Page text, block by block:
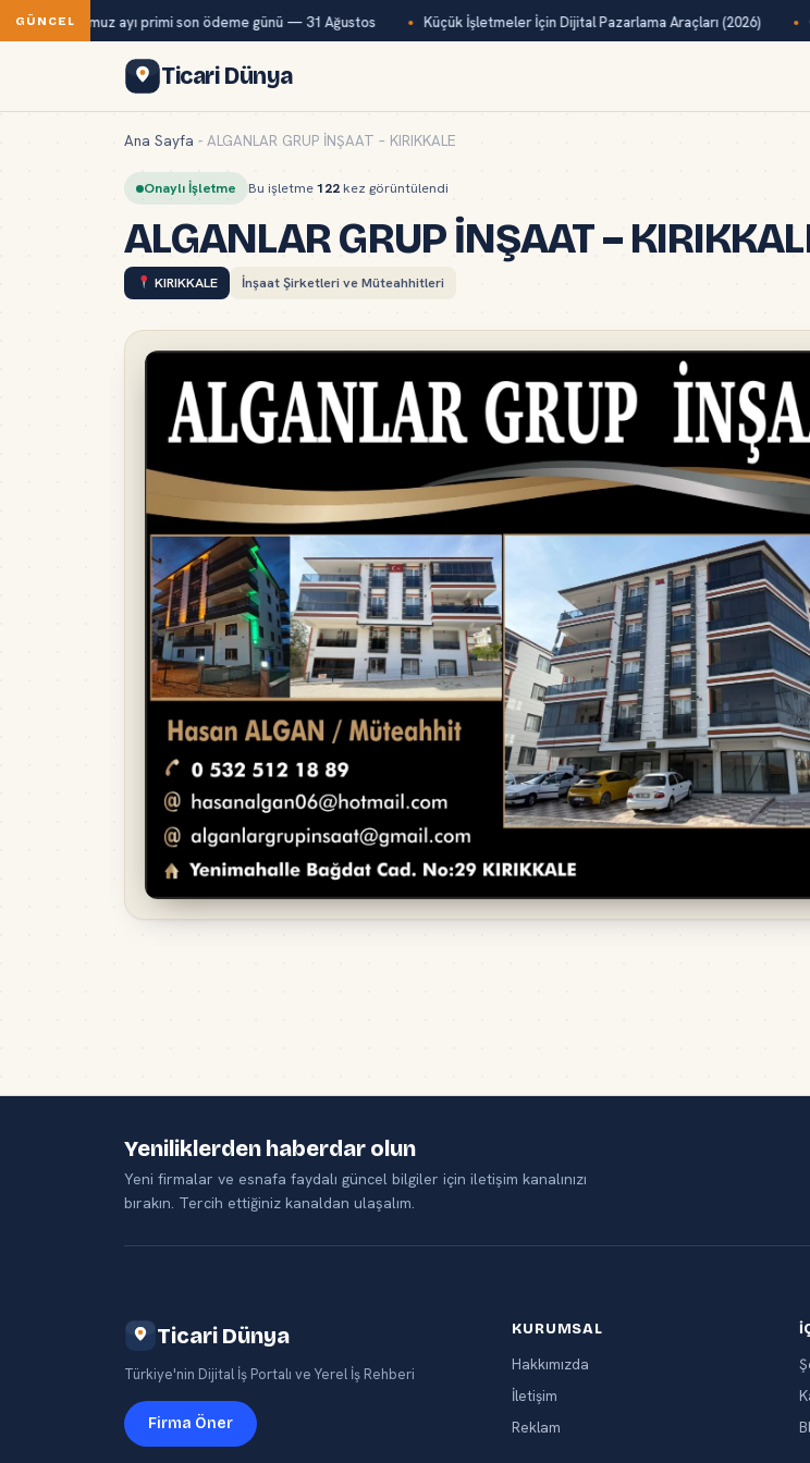
GÜNCEL
Kur temmuz ayı primi son ödeme günü — 31 Ağustos Küçük İşletmeler İçin Dijital Pazarlama Araçları (2026)
Ticari Dünya
Ana Sayfa - ALGANLAR GRUP İNŞAAT – KIRIKKALE
Onaylı İşletme Bu işletme122 kez görüntülendi
ALGANLAR GRUP İNŞAAT –
KIRIKKALE İnşaat Şirketleri ve Müteahhitleri
Yeniliklerden haberdar olun
Yeni firmalar ve esnafa faydalı güncel bilgiler için iletişim kanalınızı
bırakın. Tercih ettiğiniz kanaldan ulaşalım.
Ticari Dünya
Türkiye'nin Dijital İş Portalı ve Yerel İş Rehberi
Firma Öner
KURUMSAL
Hakkımızda
İletişim
Reklam